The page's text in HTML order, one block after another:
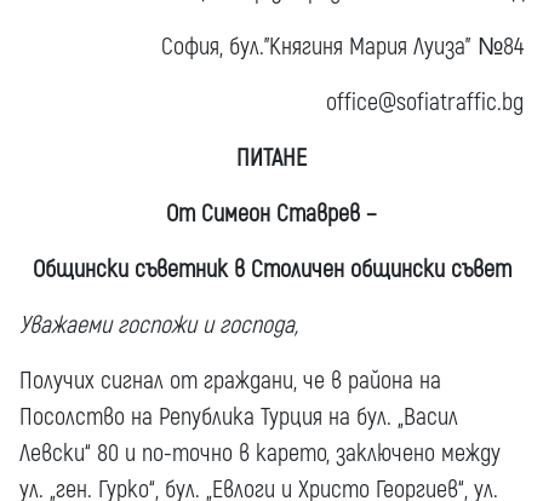
София, бул.”Княгиня Мария Луиза” №84
office@sofiatraffic.bg
ПИТАНЕ
От Симеон Ставрев –
Общински съветник в Столичен общински съвет
Уважаеми госпожи и господа,
Получих сигнал от граждани, че в района на
Посолство на Република Турция на бул. „Васил
Левски“ 80 и по-точно в карето, заключено между
ул. „ген. Гурко“, бул. „Евлоги и Христо Георгиев“, ул.